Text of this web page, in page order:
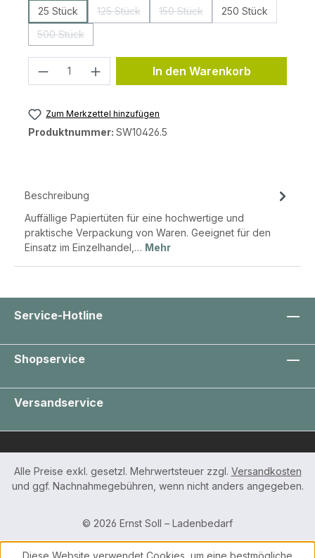
25 Stück 125 Stück 150 Stück
250 Stück
500 Stück
Produkt Anzahl: Gib den
In den Warenkorb
Zum Merkzettel hinzufügen
Produktnummer: SW10426.5
Beschreibung
Auffällige Papiertüten für eine hochwertige und
praktische Verpackung von Waren. Geeignet für den
Einsatz im Einzelhandel,… Mehr
Service-Hotline
Shopservice
Versandservice
Alle Preise exkl. gesetzl. Mehrwertsteuer zzgl. Versandkosten
und ggf. Nachnahmegebühren, wenn nicht anders angegeben.
© 2026 Ernst Soll – Ladenbedarf
Diese Website verwendet Cookies, um eine bestmögliche